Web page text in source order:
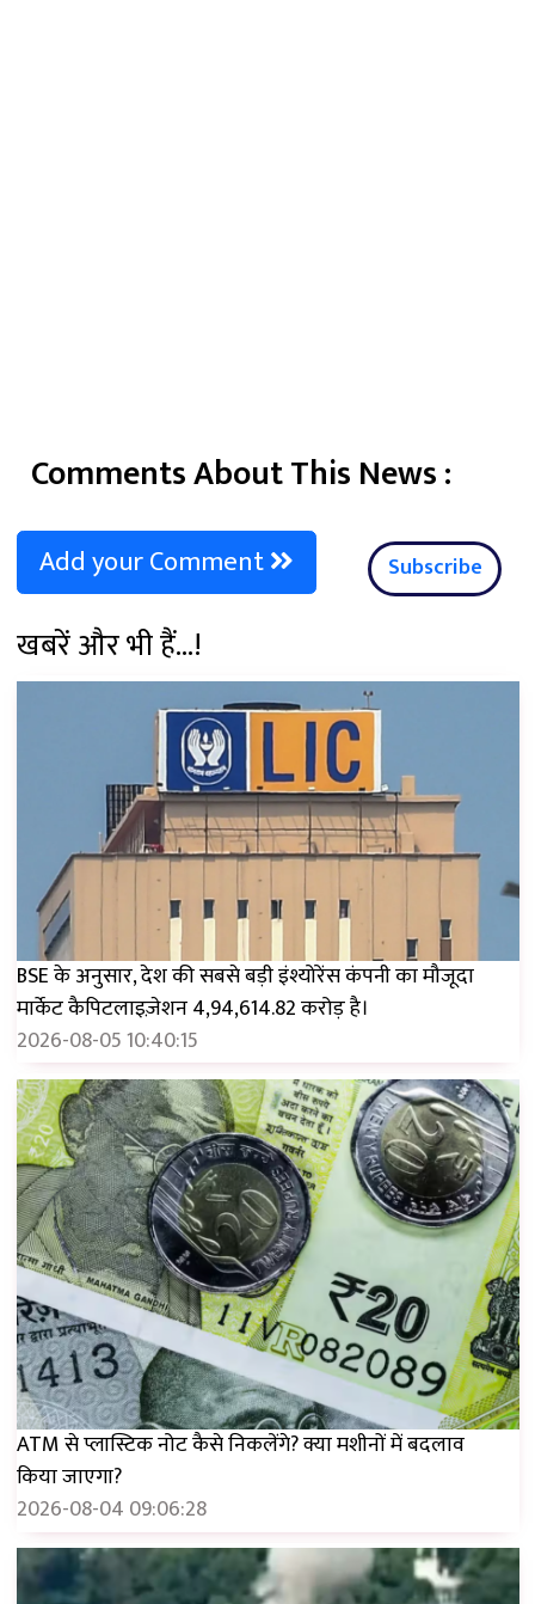
Comments About This News :
Add your Comment Subscribe
खबरें और भी हैं...!
BSE के अनुसार, देश की सबसे बड़ी इंश्योरेंस कंपनी का मौजूदा
मार्केट कैपिटलाइज़ेशन ₹4,94,614.82 करोड़ है।
2026-08-05 10:40:15
ATM से प्लास्टिक नोट कैसे निकलेंगे? क्या मशीनों में बदलाव
किया जाएगा?
2026-08-04 09:06:28